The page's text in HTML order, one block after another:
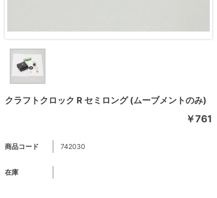
クラフトクロック R セミロング (ムーブメントのみ)
￥761
商品コード 742030
在庫